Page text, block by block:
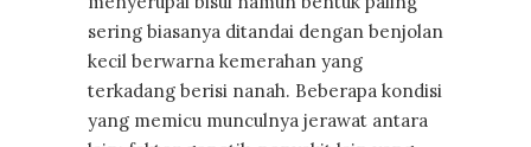
sering biasanya ditandai dengan benjolan
kecil berwarna kemerahan yang
terkadang berisi nanah. Beberapa kondisi
yang memicu munculnya jerawat antara